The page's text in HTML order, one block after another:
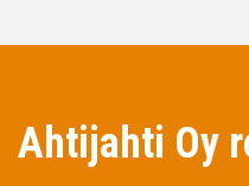
Ahtijahti Oy